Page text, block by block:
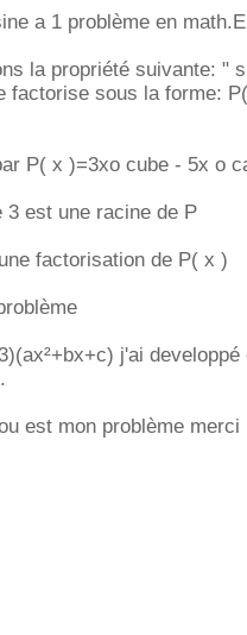
a 1 problème en
la propriété suivante: "
factorise sous la forme:
P( x )=3xo cube - 5x o
3 est une racine de P
factorisation de P( x )
j'ai
est mon problème merci